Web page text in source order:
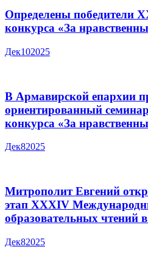
Определены победители
конкурса «За
Дек102025
В Армавирской епархии
ориентированный
конкурса «За
Дек82025
Митрополит Евгений
этап XXXIV
образовательных чтений
Дек82025